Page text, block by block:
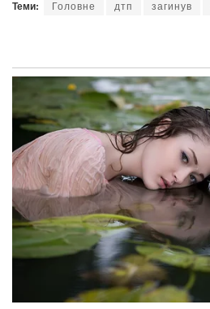
Теми: Головне дтп загинув